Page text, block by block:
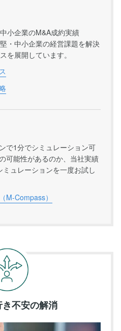
小企業のM&A成約実績
・中小企業の経営課題を解決
を展開しています。
で1分でシミュレーション可
可能性があるのか、当社実績
ュレーションを一度お試し
M-Compass）
不安の解消